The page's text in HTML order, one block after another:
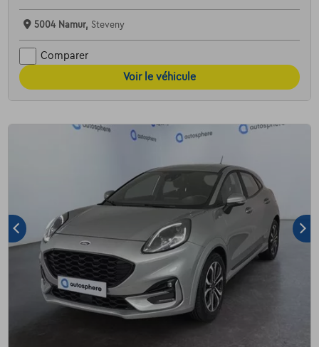
5004 Namur, Steveny
Comparer
Voir le véhicule